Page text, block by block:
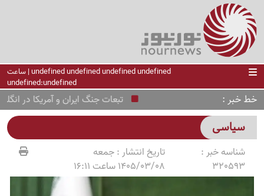
undefined undefined undefined undefined | ساعت
undefined:undefined
خط خبر تبعات جنگ ایران و آمریکا در انگلیس؛ سرقت
سیاسی
شناسه خبر :
320593
تاریخ انتشار :جمعه
1405/03/08 ساعت 16:11